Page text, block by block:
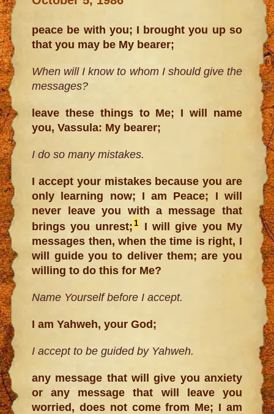
peace be with you; I brought you up so
that you may be My bearer;
When will I know to whom I should give the
messages?
leave these things to Me; I will name
you, Vassula: My bearer;
I do so many mistakes.
I accept your mistakes because you are
only learning now; I am Peace; I will
never leave you with a message that
brings you unrest; 1I will give you My
messages then, when the time is right, I
will guide you to deliver them; are you
willing to do this for Me?
Name Yourself before I accept.
I am Yahweh, your God;
I accept to be guided by Yahweh.
any message that will give you anxiety
or any message that will leave you
worried, does not come from Me; I am